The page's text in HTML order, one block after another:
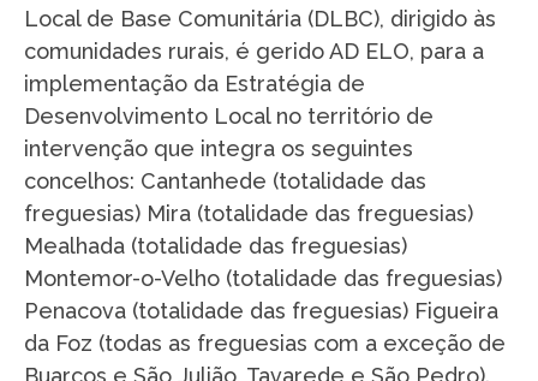
Local de Base Comunitária (DLBC), dirigido às
comunidades rurais, é gerido AD ELO, para a
implementação da Estratégia de
Desenvolvimento Local no território de
intervenção que integra os seguintes
concelhos: Cantanhede (totalidade das
freguesias) Mira (totalidade das freguesias)
Mealhada (totalidade das freguesias)
Montemor-o-Velho (totalidade das freguesias)
Penacova (totalidade das freguesias) Figueira
da Foz (todas as freguesias com a exceção de
Buarcos e São Julião, Tavarede e São Pedro).